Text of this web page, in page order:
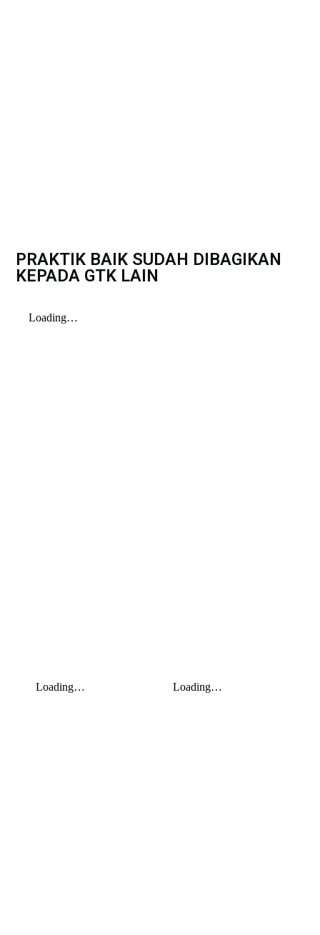
PRAKTIK BAIK SUDAH DIBAGIKAN
KEPADA GTK LAIN